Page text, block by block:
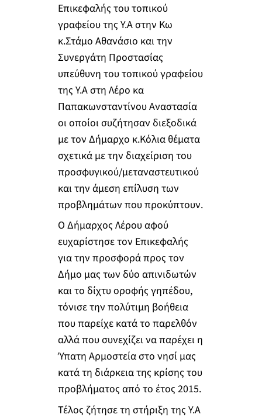
Επικεφαλής του τοπικού
γραφείου της Υ.Α στην Κω
κ.Στάμο Αθανάσιο και την
Συνεργάτη Προστασίας
υπεύθυνη του τοπικού γραφείου
της Υ.Α στη Λέρο κα
Παπακωνσταντίνου Αναστασία
οι οποίοι συζήτησαν διεξοδικά
με τον Δήμαρχο κ.Κόλια θέματα
σχετικά με την διαχείριση του
προσφυγικού/μεταναστευτικού
και την άμεση επίλυση των
προβλημάτων που προκύπτουν.
Ο Δήμαρχος Λέρου αφού
ευχαρίστησε τον Επικεφαλής
για την προσφορά προς τον
Δήμο μας των δύο απινιδωτών
και το δίχτυ οροφής γηπέδου,
τόνισε την πολύτιμη βοήθεια
που παρείχε κατά το παρελθόν
αλλά που συνεχίζει να παρέχει η
Ύπατη Αρμοστεία στο νησί μας
κατά τη διάρκεια της κρίσης του
προβλήματος από το έτος 2015.
Τέλος ζήτησε τη στήριξη της Υ.Α